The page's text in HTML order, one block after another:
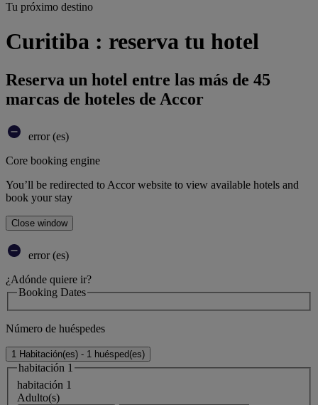
Tu próximo destino
Curitiba : reserva tu hotel
Reserva un hotel entre las más de 45
marcas de hoteles de Accor
error (es)
Core booking engine
You’ll be redirected to Accor website to view available hotels and
book your stay
Close window
error (es)
¿Adónde quiere ir?
Booking Dates
Número de huéspedes
1 Habitación(es) - 1 huésped(es)
habitación 1
habitación 1
Adulto(s)